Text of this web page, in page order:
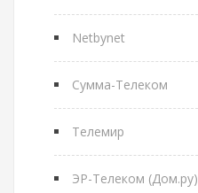
Netbynet
Сумма-Телеком
Телемир
ЭР-Телеком (Дом.ру)